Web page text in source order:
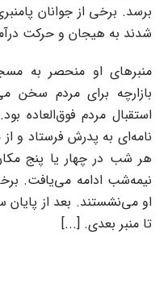
برسد. برخی از جوانان
شدند به هیجان و حرکت
منبرهای او منحصر به
بازارچه برای مردم سخن
استقبال مردم فوق‌العاده
نامه‌ای به پدرش فرستاد و
هر شب در چهار یا پنج
نیمه‌شب ادامه می‌یافت.
او می‌نشستند. بعد از پایان
تا منبر بعدی. [...]